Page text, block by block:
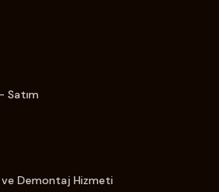
Satım
Demontaj Hizmeti